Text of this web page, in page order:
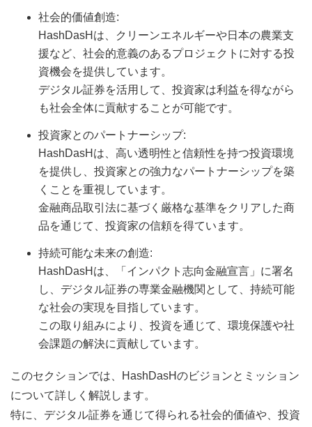
社会的価値創造:
HashDasHは、クリーンエネルギーや日本の農業支
援など、社会的意義のあるプロジェクトに対する投
資機会を提供しています。
デジタル証券を活用して、投資家は利益を得ながら
も社会全体に貢献することが可能です。
投資家とのパートナーシップ:
HashDasHは、高い透明性と信頼性を持つ投資環境
を提供し、投資家との強力なパートナーシップを築
くことを重視しています。
金融商品取引法に基づく厳格な基準をクリアした商
品を通じて、投資家の信頼を得ています。
持続可能な未来の創造:
HashDasHは、「インパクト志向金融宣言」に署名
し、デジタル証券の専業金融機関として、持続可能
な社会の実現を目指しています。
この取り組みにより、投資を通じて、環境保護や社
会課題の解決に貢献しています。
このセクションでは、HashDasHのビジョンとミッション
について詳しく解説します。
特に、デジタル証券を通じて得られる社会的価値や、投資